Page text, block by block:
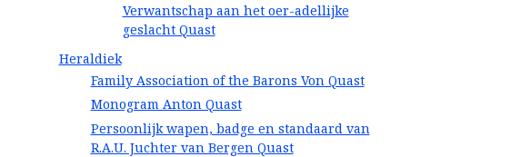
Verwantschap aan het oer-adellijke
geslacht Quast
Heraldiek
Family Association of the Barons Von Quast
Monogram Anton Quast
Persoonlijk wapen, badge en standaard van
R.A.U. Juchter van Bergen Quast